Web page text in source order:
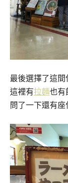
最後選擇了這間
這裡有拉麵也有
問了一下還有